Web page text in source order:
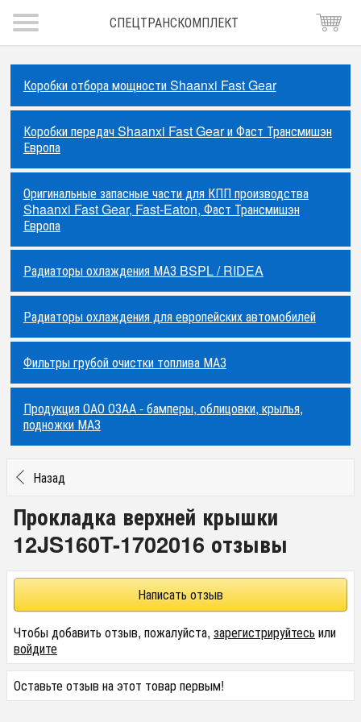
СПЕЦТРАНСКОМПЛЕКТ
Коробки отбора мощности Shaanxi Fast Gear
Коробки передач Shaanxi Fast Gear и Фаст Трансмишэн
Европа
Оригинальные запасные части для КПП производства
Shaanxi Fast Gear, Fast-Eaton, Фаст Трансмишэн
Европа
Радиаторы охлаждения МАЗ BSPL / RIDEA
Радиаторы охлаждения для европейских автомобилей
Фильтры грубой очистки топлива МАЗ
Продукция ОАО ОЗАА - бамперы, облицовки, крылья,
подножки МАЗ
Назад
Прокладка верхней крышки
12JS160T-1702016 отзывы
Написать отзыв
Чтобы добавить отзыв, пожалуйста, зарегистрируйтесь или
войдите
Оставьте отзыв на этот товар первым!